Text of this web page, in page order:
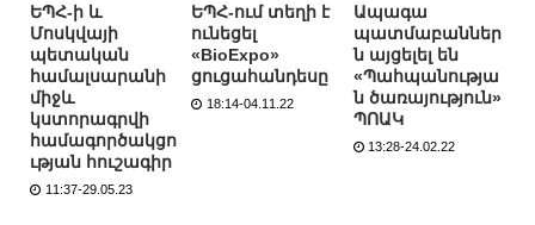
ԵՊՀ-ի և
Մոսկվայի
պետական
համալսարանի
միջև
կստորագրվի
համագործակցո
ւթյան հուշագիր
11:37-29.05.23
ԵՊՀ-ում տեղի է
ունեցել
«BioExpo»
ցուցահանդեսը
18:14-04.11.22
Ապագա
պատմաբաններ
ն այցելել են
«Պահպանությա
ն ծառայություն»
ՊՈԱԿ
13:28-24.02.22